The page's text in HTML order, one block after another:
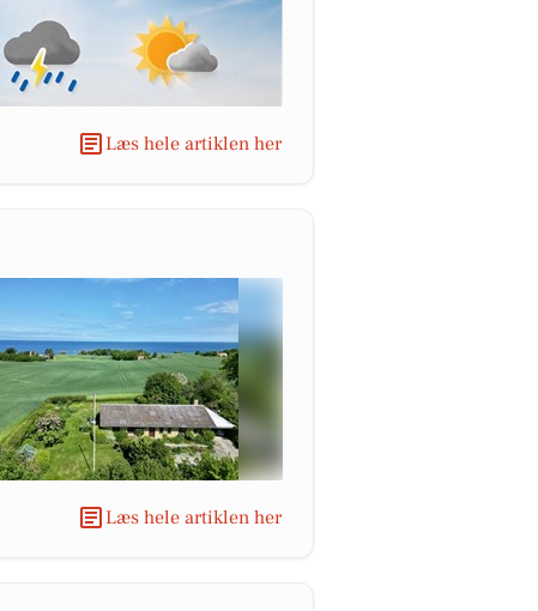
Læs hele artiklen her
Læs hele artiklen her